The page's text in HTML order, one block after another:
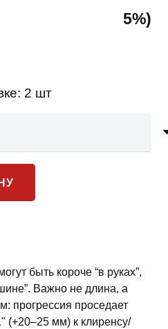
5%)
2 шт
быть короче “в руках”,
Важно не длина, а
прогрессия проседает
(+20–25 мм) к клиренсу/